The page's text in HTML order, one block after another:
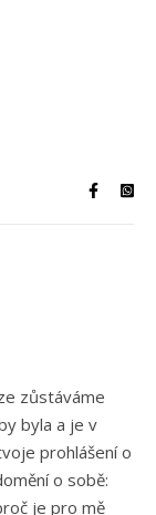
zůstáváme
byla a je v
prohlášení o
o sobě:
je pro mě